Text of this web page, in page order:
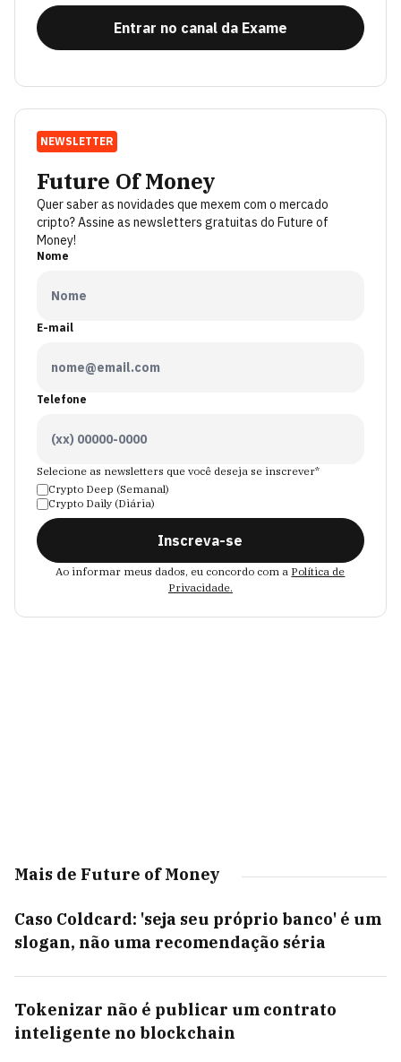
Entrar no canal da Exame
NEWSLETTER
Future Of Money
Quer saber as novidades que mexem com o mercado
cripto? Assine as newsletters gratuitas do Future of
Money!
Nome
E-mail
Telefone
Selecione as newsletters que você deseja se inscrever*
Crypto Deep (Semanal)
Crypto Daily (Diária)
Inscreva-se
Ao informar meus dados, eu concordo com a Política de
Privacidade.
Mais de Future of Money
Caso Coldcard: 'seja seu próprio banco' é um
slogan, não uma recomendação séria
Tokenizar não é publicar um contrato
inteligente no blockchain